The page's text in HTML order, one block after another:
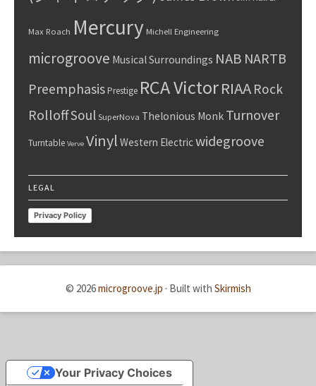
Max Roach Mercury Michell Engineering
microgroove Musical Surroundings NAB NARTB
PreemphasisPrestige RCA VictorRIAA Rock
RolloffSoul SuperNova Thelonious Monk Turnover
Turntable Verve Vinyl Western Electricwidegroove
LEGAL
Privacy Policy
© 2026microgroove.jp · Built with Skirmish
Your Privacy Choices